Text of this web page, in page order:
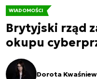
WIADOMOŚCI
Brytyjski rząd
okupu
Dorota